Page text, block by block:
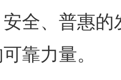
全、普惠
靠力量。